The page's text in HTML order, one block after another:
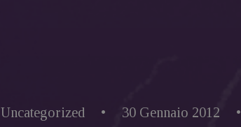
Uncategorized • 30 Gennaio 2012 •